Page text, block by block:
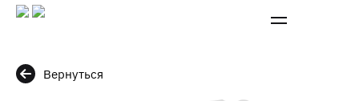
Вернуться